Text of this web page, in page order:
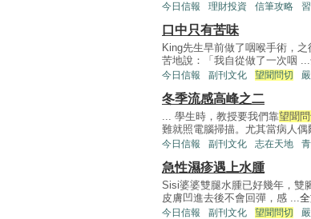
今日信報 理財投資 信筆攻略
口中只有苦味
King先生早前做了咽喉手術，
苦地說：「我自從做了一次咽 ...
今日信報 副刊文化 望聞問切
冬季流感高峰之二
... 學生時，教授要我們靠望聞
難就照電腦掃描。尤其當病人偶
今日信報 副刊文化 志在天地
急性濕疹遇上水腫
Sisi婆婆雙腿水腫已好幾年，雙
皮膚凹進去後不會回彈，感 ...
今日信報 副刊文化 望聞問切